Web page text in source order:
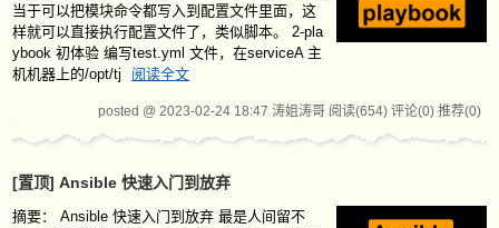
当于可以把模块命令都写入到配置文件里面，这
样就可以直接执行配置文件了，类似脚本。 2-pla
ybook 初体验 编写test.yml 文件，在serviceA 主
机机器上的/opt/tj
阅读全文
posted @ 2023-02-24 18:47 涛姐涛哥 阅读(654) 评论(0) 推荐(0)
[置顶] Ansible 快速入门到放弃
摘要：Ansible 快速入门到放弃 最是人间留不